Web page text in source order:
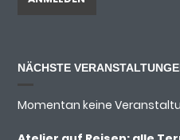
NÄCHSTE
Momentan keine